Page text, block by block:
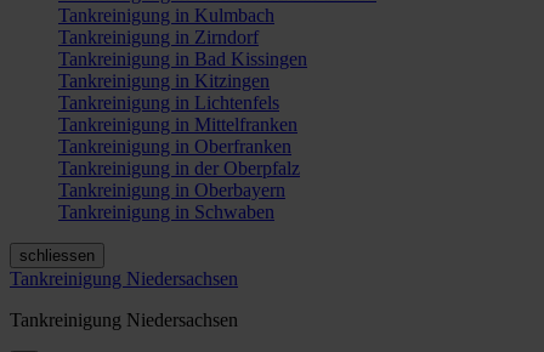
Tankreinigung in Kulmbach
Tankreinigung in Zirndorf
Tankreinigung in Bad Kissingen
Tankreinigung in Kitzingen
Tankreinigung in Lichtenfels
Tankreinigung in Mittelfranken
Tankreinigung in Oberfranken
Tankreinigung in der Oberpfalz
Tankreinigung in Oberbayern
Tankreinigung in Schwaben
schliessen
Tankreinigung Niedersachsen
Tankreinigung Niedersachsen